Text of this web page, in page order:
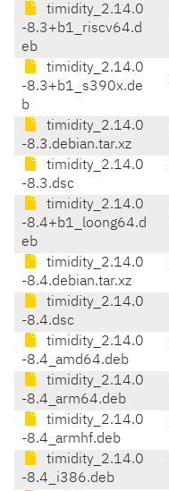
timidity_2.14.0
-8.3+b1_riscv64.d
eb
timidity_2.14.0
-8.3+b1_s390x.de
b
timidity_2.14.0
-8.3.debian.tar.xz
timidity_2.14.0
-8.3.dsc
timidity_2.14.0
-8.4+b1_loong64.d
eb
timidity_2.14.0
-8.4.debian.tar.xz
timidity_2.14.0
-8.4.dsc
timidity_2.14.0
-8.4_amd64.deb
timidity_2.14.0
-8.4_arm64.deb
timidity_2.14.0
-8.4_armhf.deb
timidity_2.14.0
-8.4_i386.deb